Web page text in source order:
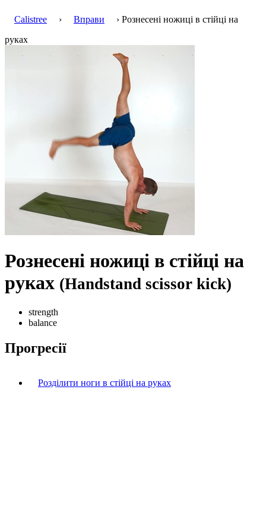
Calistree › Вправи
› Рознесені ножиці в стійці на
руках
Рознесені ножиці в стійці на
руках (Handstand scissor kick)
strength
balance
Прогресії
Розділити ноги в стійці на руках